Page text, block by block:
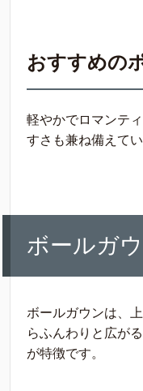
おすすめの
軽やかでロマンテ
すさも兼ね備えてい
ボールガ
ボールガウンは、
らふんわりと広が
が特徴です。